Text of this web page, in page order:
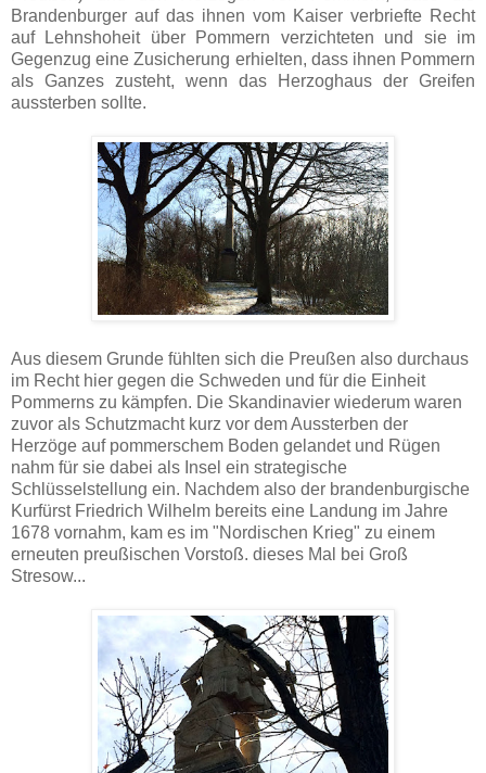
Brandenburger auf das ihnen vom Kaiser verbriefte Recht
auf Lehnshoheit über Pommern verzichteten und sie im
Gegenzug eine Zusicherung erhielten, dass ihnen Pommern
als Ganzes zusteht, wenn das Herzoghaus der Greifen
aussterben sollte.
Aus diesem Grunde fühlten sich die Preußen also durchaus
im Recht hier gegen die Schweden und für die Einheit
Pommerns zu kämpfen. Die Skandinavier wiederum waren
zuvor als Schutzmacht kurz vor dem Aussterben der
Herzöge auf pommerschem Boden gelandet und Rügen
nahm für sie dabei als Insel ein strategische
Schlüsselstellung ein. Nachdem also der brandenburgische
Kurfürst Friedrich Wilhelm bereits eine Landung im Jahre
1678 vornahm, kam es im "Nordischen Krieg" zu einem
erneuten preußischen Vorstoß. dieses Mal bei Groß
Stresow...